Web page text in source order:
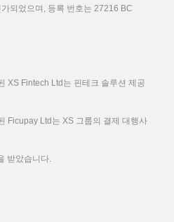
되었으며, 등록 번호는 27216 BC
XS Fintech Ltd는 핀테크 솔루션 제공
Ficupay Ltd는 XS 그룹의 결제 대행사
받았습니다.